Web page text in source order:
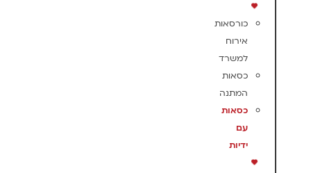
כורסאות
אירוח
למשרד
כסאות
המתנה
כסאות
עם
ידיות